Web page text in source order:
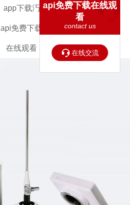
app下载汅
api免费下载
在线观看
api免费下载在线观
看
contact us
在线交流